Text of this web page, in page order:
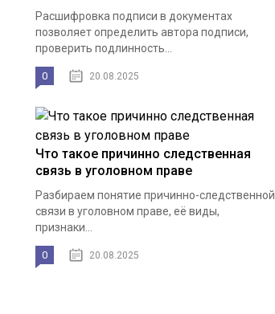
Расшифровка подписи в документах
позволяет определить автора подписи,
проверить подлинность...
0 20.08.2025
Что такое причинно следственная
связь в уголовном праве
Разбираем понятие причинно-следственной
связи в уголовном праве, её виды,
признаки...
0 20.08.2025